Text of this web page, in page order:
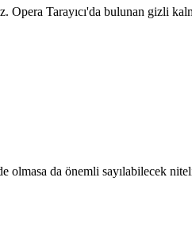
Opera Tarayıcı'da bulunan gizli
da önemli sayılabilecek